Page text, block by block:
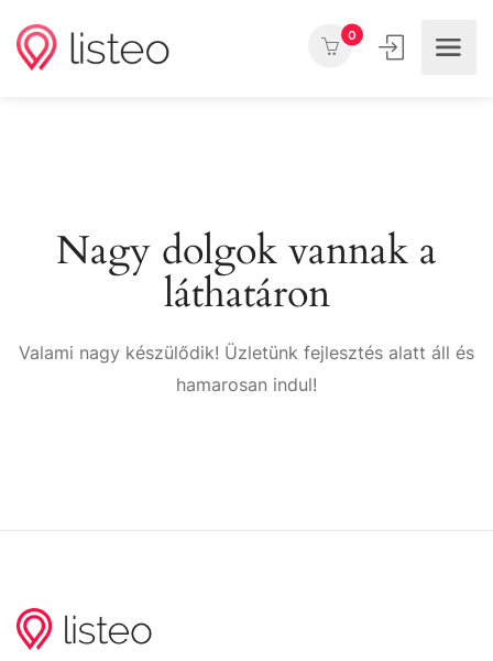
0
Nagy dolgok vannak a
láthatáron
Valami nagy készülődik! Üzletünk fejlesztés alatt áll és
hamarosan indul!